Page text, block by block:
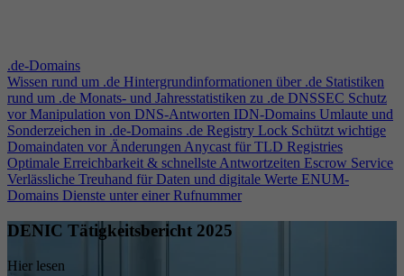
.de-Domains
Wissen rund um .de Hintergrundinformationen über .de Statistiken
rund um .de Monats- und Jahresstatistiken zu .de DNSSEC Schutz
vor Manipulation von DNS-Antworten IDN-Domains Umlaute und
Sonderzeichen in .de-Domains .de Registry Lock Schützt wichtige
Domaindaten vor ÄnderungenAnycast für TLD Registries
Optimale Erreichbarkeit & schnellste Antwortzeiten Escrow Service
Verlässliche Treuhand für Daten und digitale Werte ENUM-
Domains Dienste unter einer Rufnummer
DENIC Tätigkeitsbericht 2025
Hier lesen